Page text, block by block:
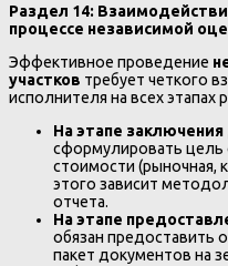
Раздел 14:
процессе независимой
Эффективное проведение
участков требует четкого
исполнителя на всех этапах
На этапе
сформулировать
стоимости (рыночная,
этого зависит
отчета.
На этапе
обязан предоставить
пакет документов на